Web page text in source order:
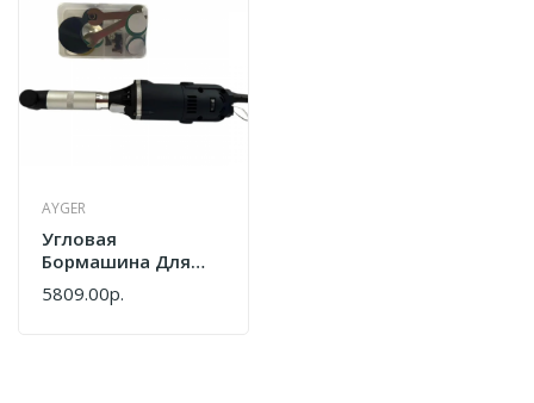
AYGER
Угловая
Бормашина Для
Резки И Шлифовки
Ayger ACD350 180Вт
5809.00р.